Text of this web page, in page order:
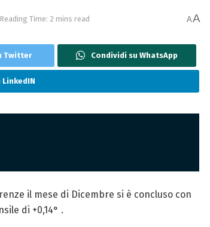
Reading Time: 2 mins read AA
Twitter Condividi su WhatsApp
il mese di Dicembre si è concluso con
di +0,14° .